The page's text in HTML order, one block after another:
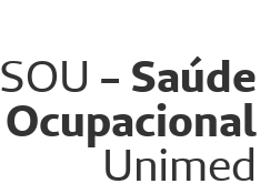
SOU - Saúde
Ocupacional
Unimed